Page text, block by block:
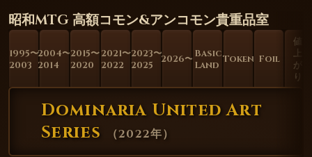
昭和MTG 高額コモン&アンコモン貴重品室
1995〜
2003
2004〜
2014
2015〜
2020
2021〜
2022
2023〜
2025
2026〜 Basic
Land Token Foil
値
上
が
り
Dominaria United Art
Series
（2022年）